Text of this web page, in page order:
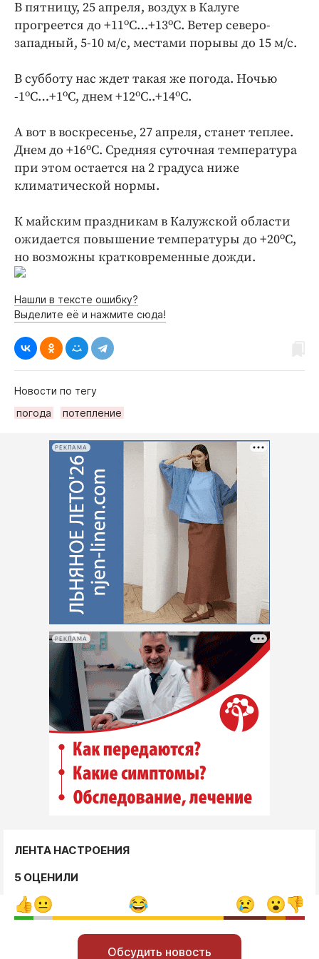
Интересное чтиво
Клиника года
Бренд года
В пятницу, 25 апреля, воздух в Калуге
прогреется до +11оС…+13оС. Ветер северо-
западный, 5-10 м/c, местами порывы до 15 м/с.
В субботу нас ждет такая же погода. Ночью
-1оС…+1оС, днем +12оС..+14оС.
А вот в воскресенье, 27 апреля, станет теплее.
Днем до +16оС. Средняя суточная температура
при этом остается на 2 градуса ниже
климатической нормы.
К майским праздникам в Калужской области
ожидается повышение температуры до +20оС,
но возможны кратковременные дожди.
Нашли в тексте ошибку?
Выделите её и нажмите сюда!
Новости по тегу
погода
потепление
РЕКЛАМА
РЕКЛАМА
ЛЕНТА НАСТРОЕНИЯ
5 ОЦЕНИЛИ
Обсудить новость